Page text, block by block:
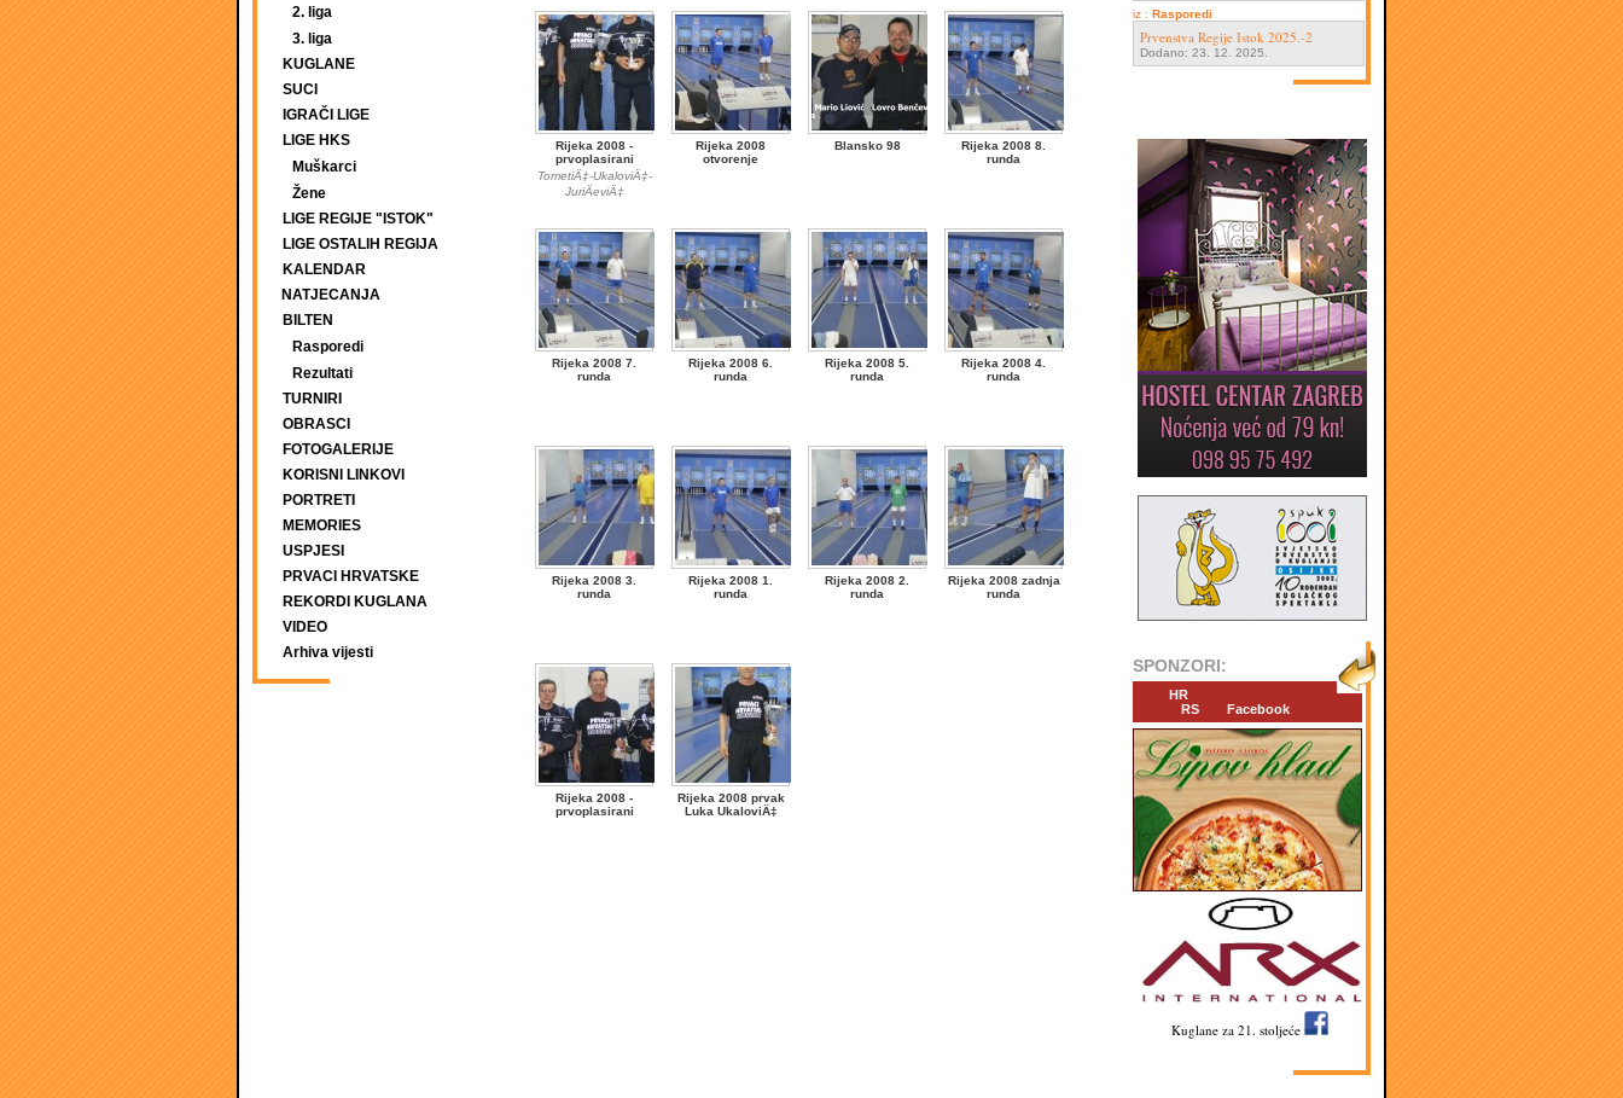
2. liga
3. liga
KUGLANE
SUCI
IGRAČI LIGE
LIGE HKS
Muškarci
Žene
LIGE REGIJE "ISTOK"
LIGE OSTALIH REGIJA
KALENDAR
NATJECANJA
BILTEN
Rasporedi
Rezultati
TURNIRI
OBRASCI
FOTOGALERIJE
KORISNI LINKOVI
PORTRETI
MEMORIES
USPJESI
PRVACI HRVATSKE
REKORDI KUGLANA
VIDEO
Arhiva vijesti
Rijeka 2008 -
prvoplasirani
TometiÄ‡-UkaloviÄ‡-
JuriÄeviÄ‡
Rijeka 2008
otvorenje
Blansko 98
Rijeka 2008 8.
runda
Rijeka 2008 7.
runda
Rijeka 2008 6.
runda
Rijeka 2008 5.
runda
Rijeka 2008 4.
runda
Rijeka 2008 3.
runda
Rijeka 2008 1.
runda
Rijeka 2008 2.
runda
Rijeka 2008 zadnja
runda
Rijeka 2008 -
prvoplasirani
Rijeka 2008 prvak
Luka UkaloviÄ‡
iz : Rasporedi
Prvenstva Regije Istok 2025.-2
Dodano: 23. 12. 2025.
SPONZORI:
HR
RS
Facebook
Kuglane za 21. stoljeće